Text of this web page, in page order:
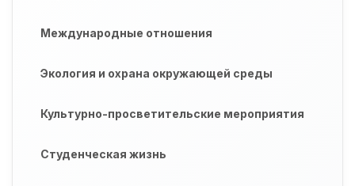
Международные отношения
Экология и охрана окружающей среды
Культурно-просветительские мероприятия
Студенческая жизнь